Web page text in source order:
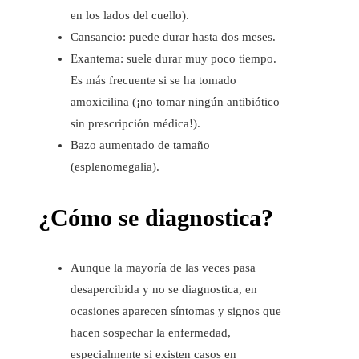
en los lados del cuello).
Cansancio: puede durar hasta dos meses.
Exantema: suele durar muy poco tiempo.
Es más frecuente si se ha tomado
amoxicilina (¡no tomar ningún antibiótico
sin prescripción médica!).
Bazo aumentado de tamaño
(esplenomegalia).
¿Cómo se diagnostica?
Aunque la mayoría de las veces pasa
desapercibida y no se diagnostica, en
ocasiones aparecen síntomas y signos que
hacen sospechar la enfermedad,
especialmente si existen casos en